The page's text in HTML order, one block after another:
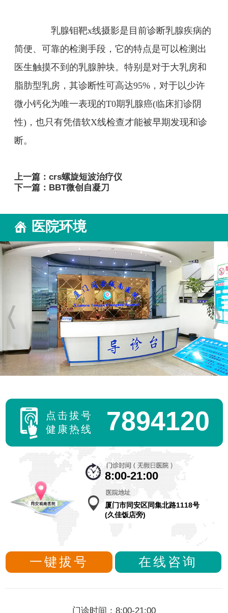
乳腺钼靶x线摄影是目前诊断乳腺疾病的
简便、可靠的检测手段，它的特点是可以检测出
医生触摸不到的乳腺肿块。特别是对于大乳房和
脂肪型乳房，其诊断性可高达95%，对于以少许
微小钙化为唯一表现的T0期乳腺癌(临床扪诊阴
性)，也只有凭借软X线检查才能被早期发现和诊
断。
上一篇： crs螺旋短波治疗仪
下一篇： BBT微创自凝刀
医院环境
点击拔号
健康热线
7894120
8:00-21:00
厦门市同安区同集北路1118号
(久佳饭店旁)
一键拔号 在线咨询
门诊时间：8:00-21:00